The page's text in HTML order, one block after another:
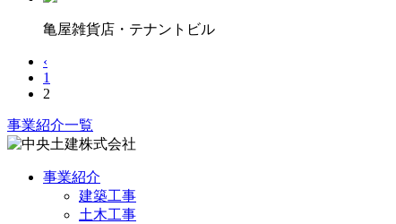
亀屋雑貨店・テナントビル
‹
1
2
事業紹介一覧
事業紹介
建築工事
土木工事